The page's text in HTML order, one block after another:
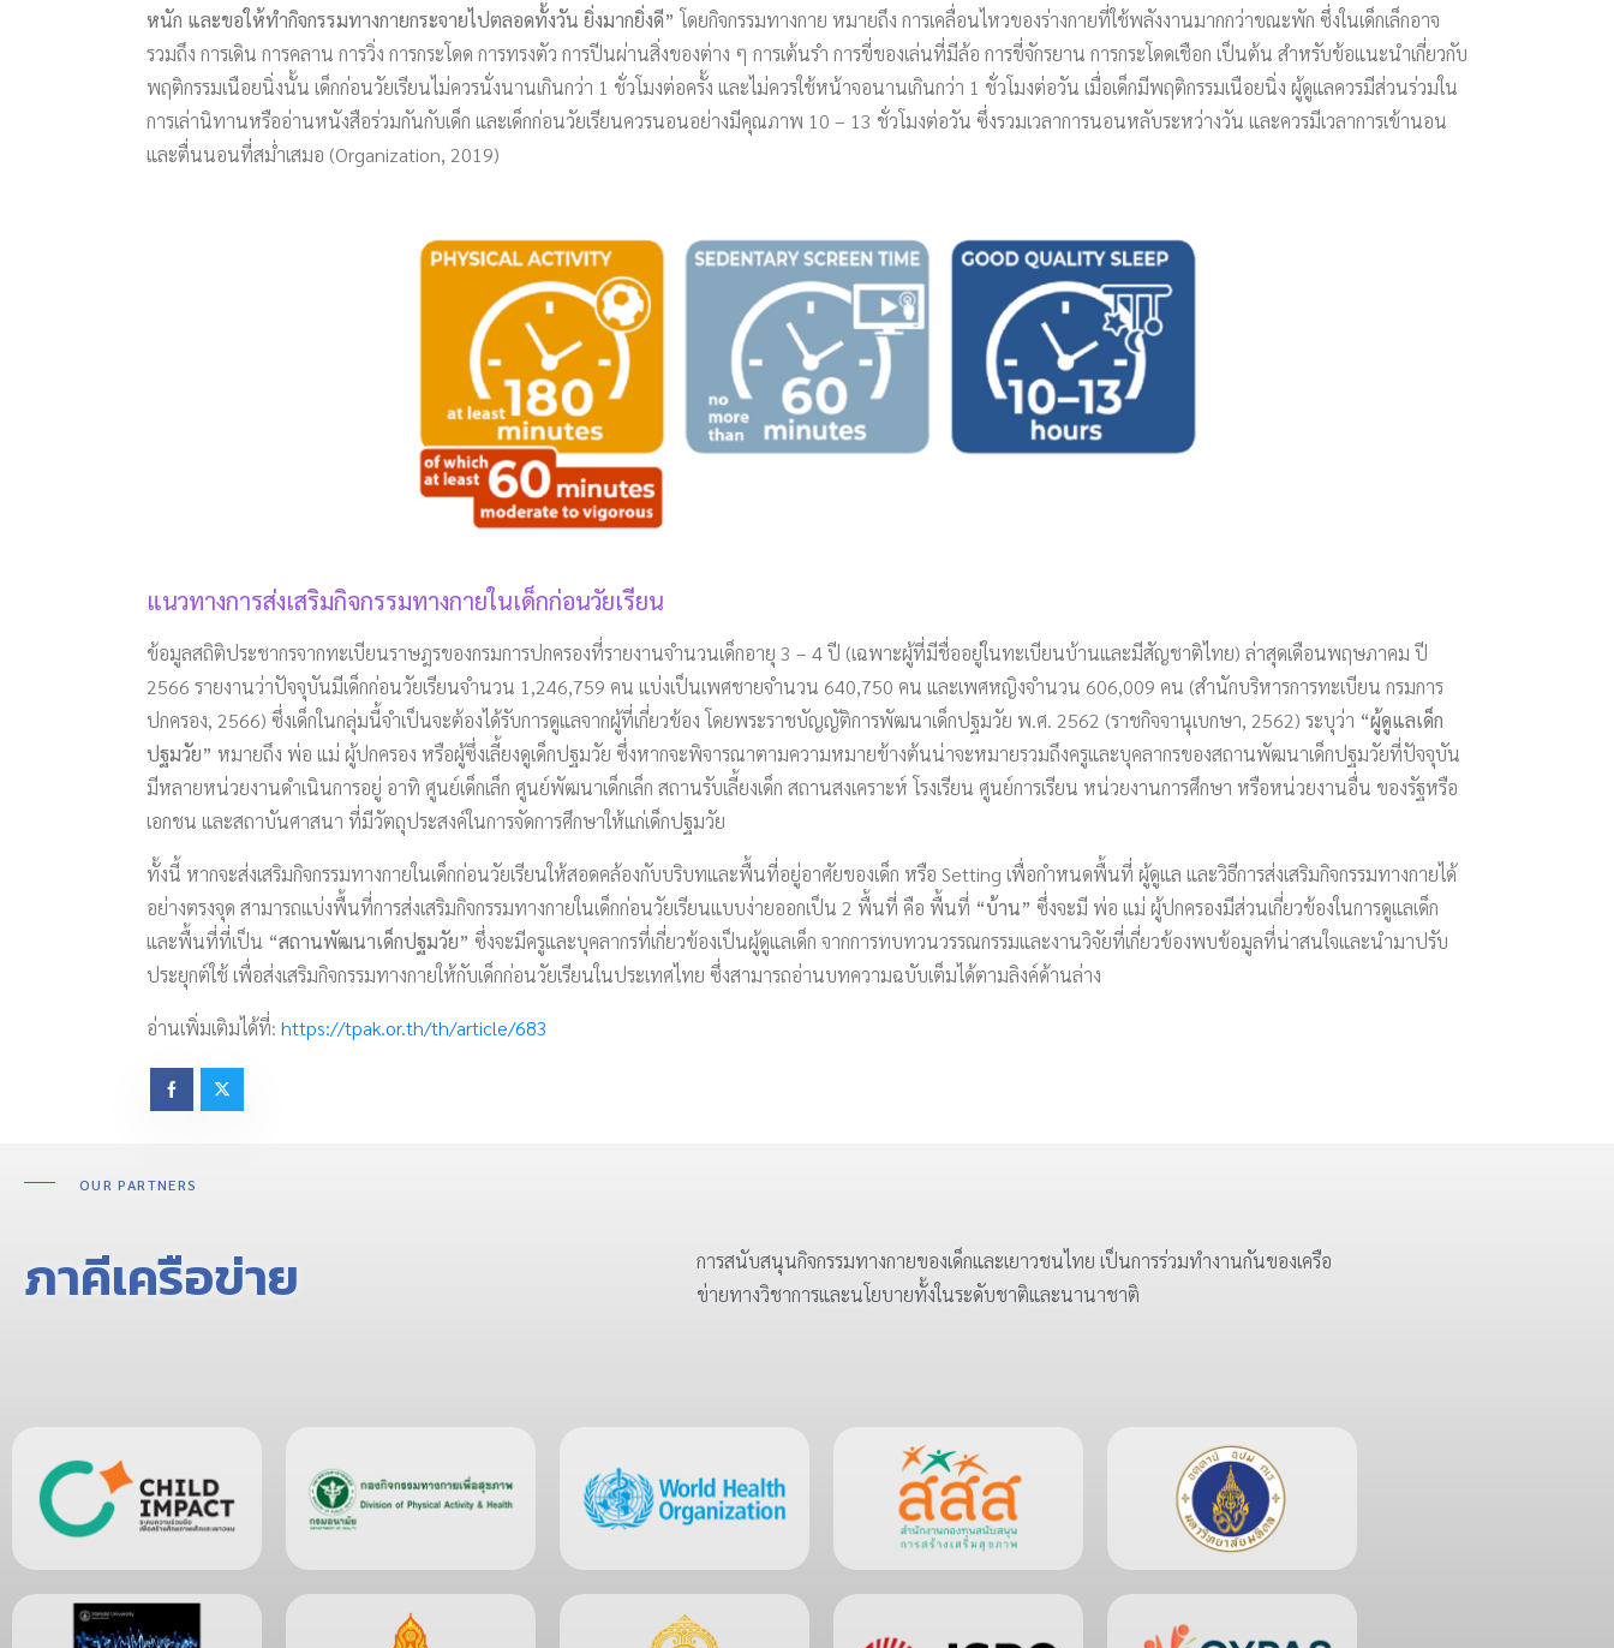
หนัก และขอให้ทำกิจกรรมทางกายกระจายไปตลอดทั้งวัน ยิ่งมากยิ่งดี” โดยกิจกรรมทางกาย หมายถึง การเคลื่อนไหวของร่างกายที่ใช้พลังงานมากกว่าขณะพัก ซึ่งในเด็กเล็กอาจ
รวมถึง การเดิน การคลาน การวิ่ง การกระโดด การทรงตัว การปีนผ่านสิ่งของต่าง ๆ การเต้นรำ การขี่ของเล่นที่มีล้อ การขี่จักรยาน การกระโดดเชือก เป็นต้น สำหรับข้อแนะนำเกี่ยวกับ
พฤติกรรมเนือยนิ่งนั้น เด็กก่อนวัยเรียนไม่ควรนั่งนานเกินกว่า 1 ชั่วโมงต่อครั้ง และไม่ควรใช้หน้าจอนานเกินกว่า 1 ชั่วโมงต่อวัน เมื่อเด็กมีพฤติกรรมเนือยนิ่ง ผู้ดูแลควรมีส่วนร่วมใน
การเล่านิทานหรืออ่านหนังสือร่วมกันกับเด็ก และเด็กก่อนวัยเรียนควรนอนอย่างมีคุณภาพ 10 – 13 ชั่วโมงต่อวัน ซึ่งรวมเวลาการนอนหลับระหว่างวัน และควรมีเวลาการเข้านอน
และตื่นนอนที่สม่ำเสมอ (Organization, 2019)
แนวทางการส่งเสริมกิจกรรมทางกายในเด็กก่อนวัยเรียน
ข้อมูลสถิติประชากรจากทะเบียนราษฎรของกรมการปกครองที่รายงานจำนวนเด็กอายุ 3 – 4 ปี (เฉพาะผู้ที่มีชื่ออยู่ในทะเบียนบ้านและมีสัญชาติไทย) ล่าสุดเดือนพฤษภาคม ปี
2566 รายงานว่าปัจจุบันมีเด็กก่อนวัยเรียนจำนวน 1,246,759 คน แบ่งเป็นเพศชายจำนวน 640,750 คน และเพศหญิงจำนวน 606,009 คน (สำนักบริหารการทะเบียน กรมการ
ปกครอง, 2566) ซึ่งเด็กในกลุ่มนี้จำเป็นจะต้องได้รับการดูแลจากผู้ที่เกี่ยวข้อง โดยพระราชบัญญัติการพัฒนาเด็กปฐมวัย พ.ศ. 2562 (ราชกิจจานุเบกษา, 2562) ระบุว่า “ผู้ดูแลเด็ก
ปฐมวัย” หมายถึง พ่อ แม่ ผู้ปกครอง หรือผู้ซึ่งเลี้ยงดูเด็กปฐมวัย ซึ่งหากจะพิจารณาตามความหมายข้างต้นน่าจะหมายรวมถึงครูและบุคลากรของสถานพัฒนาเด็กปฐมวัยที่ปัจจุบัน
มีหลายหน่วยงานดำเนินการอยู่ อาทิ ศูนย์เด็กเล็ก ศูนย์พัฒนาเด็กเล็ก สถานรับเลี้ยงเด็ก สถานสงเคราะห์ โรงเรียน ศูนย์การเรียน หน่วยงานการศึกษา หรือหน่วยงานอื่น ของรัฐหรือ
เอกชน และสถาบันศาสนา ที่มีวัตถุประสงค์ในการจัดการศึกษาให้แก่เด็กปฐมวัย
ทั้งนี้ หากจะส่งเสริมกิจกรรมทางกายในเด็กก่อนวัยเรียนให้สอดคล้องกับบริบทและพื้นที่อยู่อาศัยของเด็ก หรือ Setting เพื่อกำหนดพื้นที่ ผู้ดูแล และวิธีการส่งเสริมกิจกรรมทางกายได้
อย่างตรงจุด สามารถแบ่งพื้นที่การส่งเสริมกิจกรรมทางกายในเด็กก่อนวัยเรียนแบบง่ายออกเป็น 2 พื้นที่ คือ พื้นที่ “บ้าน” ซึ่งจะมี พ่อ แม่ ผู้ปกครองมีส่วนเกี่ยวข้องในการดูแลเด็ก
และพื้นที่ที่เป็น “สถานพัฒนาเด็กปฐมวัย” ซึ่งจะมีครูและบุคลากรที่เกี่ยวข้องเป็นผู้ดูแลเด็ก จากการทบทวนวรรณกรรมและงานวิจัยที่เกี่ยวข้องพบข้อมูลที่น่าสนใจและนำมาปรับ
ประยุกต์ใช้ เพื่อส่งเสริมกิจกรรมทางกายให้กับเด็กก่อนวัยเรียนในประเทศไทย ซึ่งสามารถอ่านบทความฉบับเต็มได้ตามลิงค์ด้านล่าง
อ่านเพิ่มเติมได้ที่: https://tpak.or.th/th/article/683
OUR PARTNERS
ภาคีเครือข่าย
การสนับสนุนกิจกรรมทางกายของเด็กและเยาวชนไทย เป็นการร่วมทำงานกันของเครือ
ข่ายทางวิชาการและนโยบายทั้งในระดับชาติและนานาชาติ